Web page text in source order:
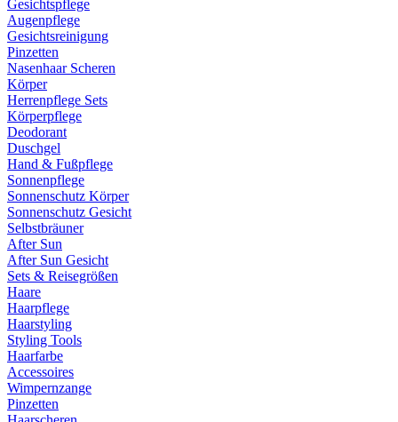
Gesichtspflege
Augenpflege
Gesichtsreinigung
Pinzetten
Nasenhaar Scheren
Körper
Herrenpflege Sets
Körperpflege
Deodorant
Duschgel
Hand & Fußpflege
Sonnenpflege
Sonnenschutz Körper
Sonnenschutz Gesicht
Selbstbräuner
After Sun
After Sun Gesicht
Sets & Reisegrößen
Haare
Haarpflege
Haarstyling
Styling Tools
Haarfarbe
Accessoires
Wimpernzange
Pinzetten